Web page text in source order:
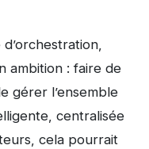
ambition : faire de
gérer l’ensemble
centralisée
cela pourrait